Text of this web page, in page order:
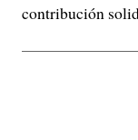
contribución